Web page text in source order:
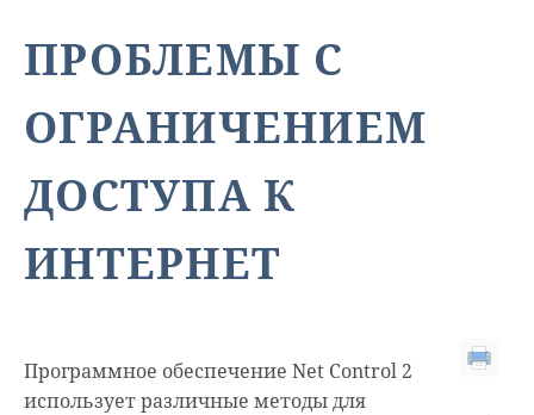
ПРОБЛЕМЫ С
ОГРАНИЧЕНИЕМ
ДОСТУПА К
ИНТЕРНЕТ
Программное обеспечение Net Control 2
использует различные методы для